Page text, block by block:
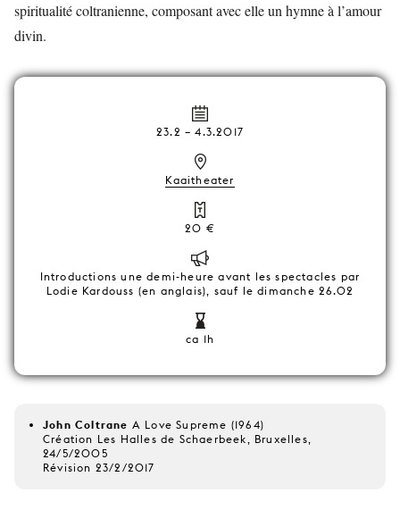
spiritualité coltranienne, composant avec elle un hymne à l’amour
divin.
23.2 –4.3.2017
Kaaitheater
20 €
Introductions une demi-heure avant les spectacles par
Lodie Kardouss (en anglais), sauf le dimanche 26.02
ca 1h
John Coltrane A Love Supreme (1964)
Création Les Halles de Schaerbeek, Bruxelles,
24/5/2005
Révision 23/2/2017